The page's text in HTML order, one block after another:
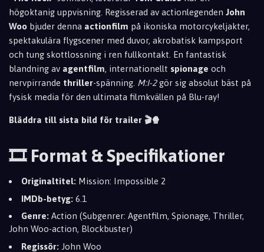
högoktanig uppvisning. Regisserad av actionlegenden John
Woo bjuder denna actionfilm på ikoniska motorcykeljakter,
spektakulära flygscener med duvor, akrobatisk kampsport
och tung skottlossning i ren fullkontakt. En fantastisk
blandning av agentfilm, internationellt spionage och
nervpirrande thriller-spänning. M:I-2gör sig absolut bäst på
fysisk media för den ultimata filmkvällen på Blu-ray!
Bläddra till sista bild för trailer 🎬🍿
🎞️ Format & Specifikationer
Originaltitel: Mission: Impossible 2
IMDb-betyg: 6.1
Genre: Action (Subgenrer: Agentfilm, Spionage, Thriller,
John Woo-action, Blockbuster)
Regissör: John Woo